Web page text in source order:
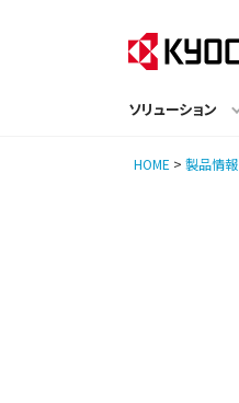
ソリューション
HOME > 製品情報